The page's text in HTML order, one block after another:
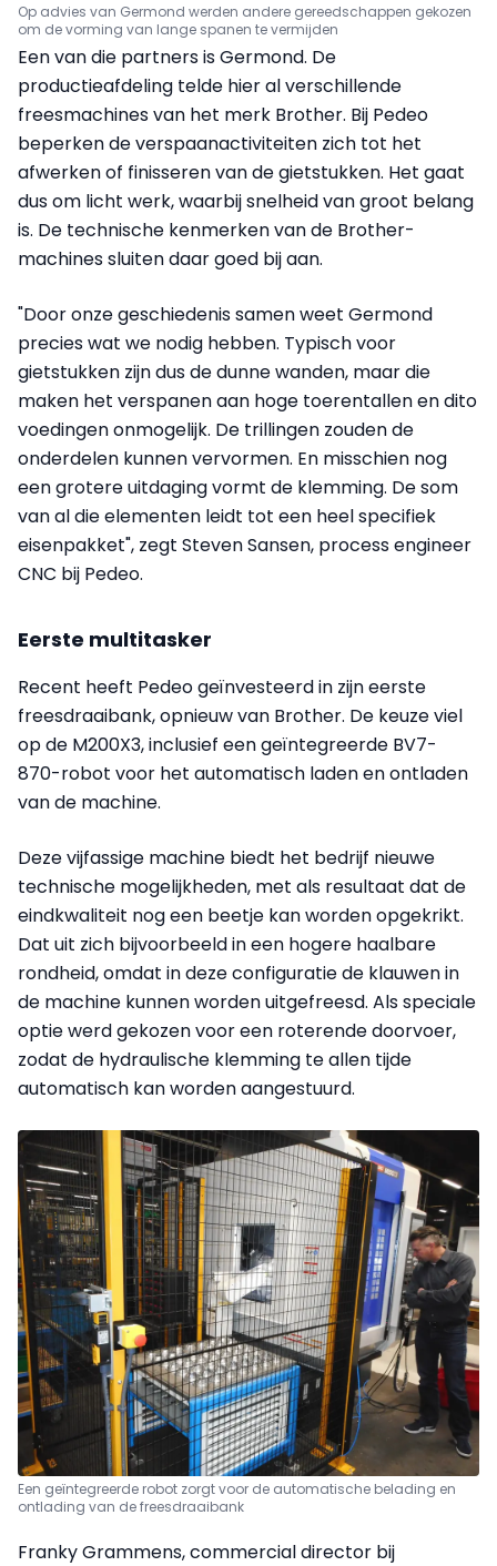
Op advies van Germond werden andere gereedschappen gekozen
om de vorming van lange spanen te vermijden
Een van die partners is Germond. De
productieafdeling telde hier al verschillende
freesmachines van het merk Brother. Bij Pedeo
beperken de verspaanactiviteiten zich tot het
afwerken of finisseren van de gietstukken. Het gaat
dus om licht werk, waarbij snelheid van groot belang
is. De technische kenmerken van de Brother-
machines sluiten daar goed bij aan.
"Door onze geschiedenis samen weet Germond
precies wat we nodig hebben. Typisch voor
gietstukken zijn dus de dunne wanden, maar die
maken het verspanen aan hoge toerentallen en dito
voedingen onmogelijk. De trillingen zouden de
onderdelen kunnen vervormen. En misschien nog
een grotere uitdaging vormt de klemming. De som
van al die elementen leidt tot een heel specifiek
eisenpakket", zegt Steven Sansen, process engineer
CNC bij Pedeo.
Eerste multitasker
Recent heeft Pedeo geïnvesteerd in zijn eerste
freesdraaibank, opnieuw van Brother. De keuze viel
op de M200X3, inclusief een geïntegreerde BV7-
870-robot voor het automatisch laden en ontladen
van de machine.
Deze vijfassige machine biedt het bedrijf nieuwe
technische mogelijkheden, met als resultaat dat de
eindkwaliteit nog een beetje kan worden opgekrikt.
Dat uit zich bijvoorbeeld in een hogere haalbare
rondheid, omdat in deze configuratie de klauwen in
de machine kunnen worden uitgefreesd. Als speciale
optie werd gekozen voor een roterende doorvoer,
zodat de hydraulische klemming te allen tijde
automatisch kan worden aangestuurd.
Een geïntegreerde robot zorgt voor de automatische belading en
ontlading van de freesdraaibank
Franky Grammens, commercial director bij